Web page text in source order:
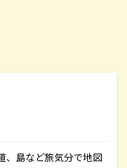
、島など旅気分で地図